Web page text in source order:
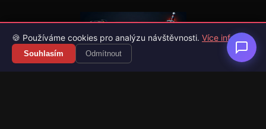
Váš průvodce světem videoher. Novinky, recenze a česko-
slovenské překlady her.
🍪 Používáme cookies pro analýzu návštěvnosti. Více info
Souhlasím Odmítnout